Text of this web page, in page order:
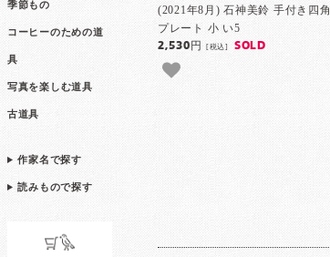
季節もの
コーヒーのための道
具
写真を楽しむ道具
古道具
作家名で探す
読みもので探す
(2021年8月) 石神美鈴 手付き四角
プレート 小 い5
2,530円[税込] SOLD